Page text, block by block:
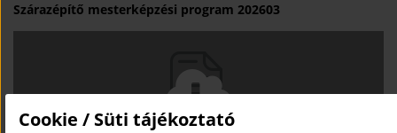
Szárazépítő mesterképzési program 202603
Cookie / Süti tájékoztató